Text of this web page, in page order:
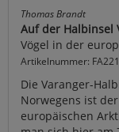
Thomas Brandt
Auf der Halbinsel
Vögel in der
Artikelnummer:
Die Varanger-
Norwegens ist
europäischen